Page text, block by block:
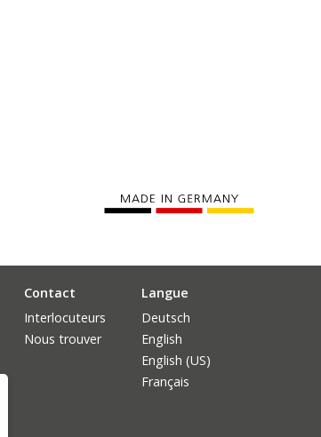
Contact
Interlocuteurs
Nous trouver
Langue
Deutsch
English
English (US)
Français